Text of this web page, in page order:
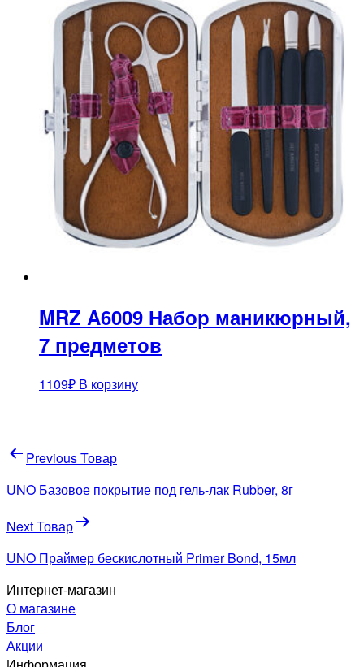
MRZ A6009 Набор маникюрный,
7 предметов
1109₽ В корзину
Навигация
по
записям
Previous Товар
UNO Базовое покрытие под гель-лак Rubber, 8г
Next Товар
UNO Праймер бескислотный Primer Bond, 15мл
Интернет-магазин
О магазине
Блог
Акции